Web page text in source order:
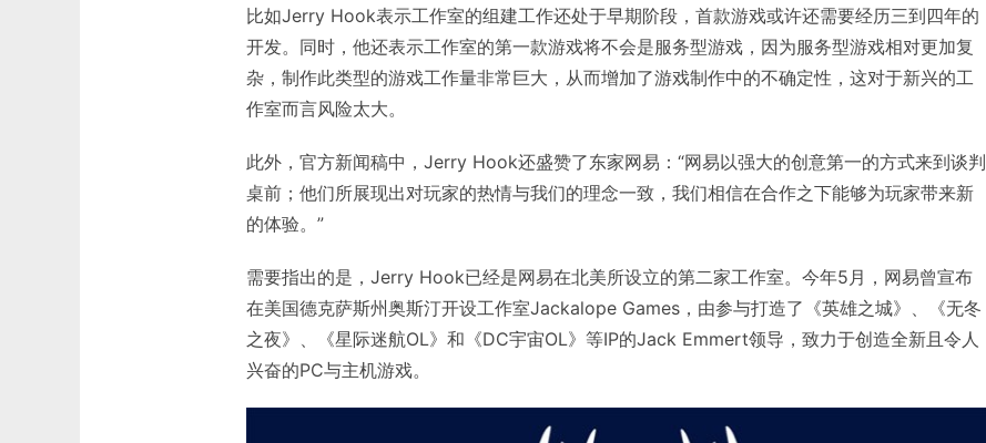
比如Jerry Hook表示工作室的组建工作还处于早期阶段，首款游戏或许还需要经历三到四年的
开发。同时，他还表示工作室的第一款游戏将不会是服务型游戏，因为服务型游戏相对更加复
杂，制作此类型的游戏工作量非常巨大，从而增加了游戏制作中的不确定性，这对于新兴的工
作室而言风险太大。
此外，官方新闻稿中，Jerry Hook还盛赞了东家网易：“网易以强大的创意第一的方式来到谈判
桌前；他们所展现出对玩家的热情与我们的理念一致，我们相信在合作之下能够为玩家带来新
的体验。”
需要指出的是，Jerry Hook已经是网易在北美所设立的第二家工作室。今年5月，网易曾宣布
在美国德克萨斯州奥斯汀开设工作室Jackalope Games，由参与打造了《英雄之城》、《无冬
之夜》、《星际迷航OL》和《DC宇宙OL》等IP的Jack Emmert领导，致力于创造全新且令人
兴奋的PC与主机游戏。